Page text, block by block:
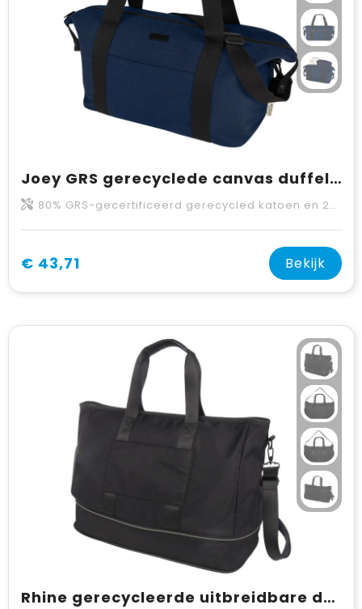
Joey GRS gerecyclede canvas duffel bag, 25 l
80% GRS-gecertificeerd gerecycled katoen en 20% Katoen, 330 g/m2
€ 43,71 Bekijk
Rhine gerecycleerde uitbreidbare duffelbag 35L